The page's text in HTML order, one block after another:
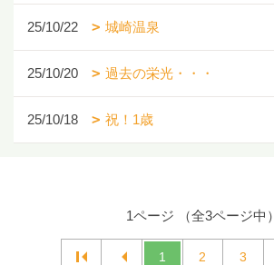
25/10/22 城崎温泉
25/10/20 過去の栄光・・・
25/10/18 祝！1歳
1ページ （全3ページ中）
1 2 3